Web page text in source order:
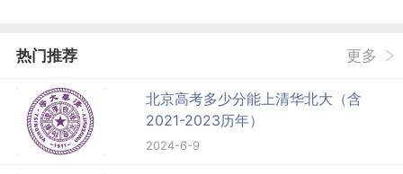
热门推荐 更多
北京高考多少分能上清华北大（含
2021-2023历年）
2024-6-9